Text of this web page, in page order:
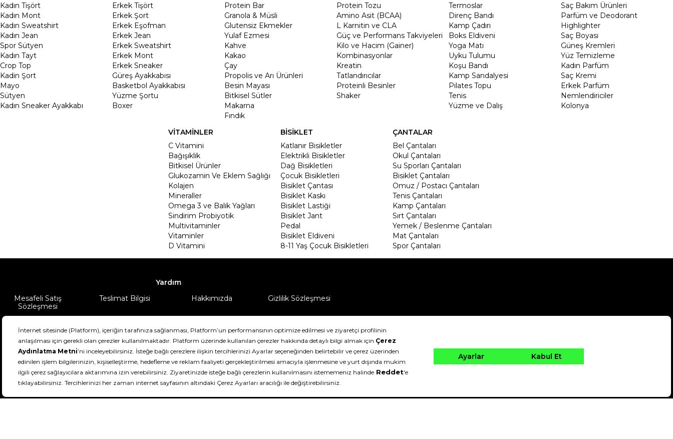
Kadın Tişört
Kadın Mont
Kadın Sweatshirt
Kadın Jean
Spor Sütyen
Kadın Tayt
Crop Top
Kadin Şort
Mayo
Sütyen
Kadın Sneaker Ayakkabı
Erkek Tişört
Erkek Şort
Erkek Eşofman
Erkek Jean
Erkek Sweatshirt
Erkek Mont
Erkek Sneaker
Güreş Ayakkabısı
Basketbol Ayakkabısı
Yüzme Şortu
Boxer
Protein Bar
Granola & Müsli
Glutensiz Ekmekler
Yulaf Ezmesi
Kahve
Kakao
Çay
Propolis ve Arı Ürünleri
Besin Mayası
Bitkisel Sütler
Makarna
Fındık
Protein Tozu
Amino Asit (BCAA)
L Karnitin ve CLA
Güç ve Performans Takviyeleri
Kilo ve Hacim (Gainer)
Kombinasyonlar
Kreatin
Tatlandırıcılar
Proteinli Besinler
Shaker
Termoslar
Direnç Bandı
Kamp Çadırı
Boks Eldiveni
Yoga Matı
Uyku Tulumu
Koşu Bandı
Kamp Sandalyesi
Pilates Topu
Tenis
Yüzme ve Dalış
Saç Bakım Ürünleri
Parfüm ve Deodorant
Highlighter
Saç Boyası
Güneş Kremleri
Yüz Temizleme
Kadın Parfüm
Saç Kremi
Erkek Parfüm
Nemlendiriciler
Kolonya
VİTAMİNLER
C Vitamini
Bağışıklık
Bitkisel Ürünler
Glukozamin Ve Eklem Sağlığı
Kolajen
Mineraller
Omega 3 ve Balık Yağları
Sindirim Probiyotik
Multivitaminler
Vitaminler
D Vitamini
BİSİKLET
Katlanır Bisikletler
Elektrikli Bisikletler
Dağ Bisikletleri
Çocuk Bisikletleri
Bisiklet Çantası
Bisiklet Kaskı
Bisiklet Lastiği
Bisiklet Jant
Pedal
Bisiklet Eldiveni
8-11 Yaş Çocuk Bisikletleri
ÇANTALAR
Bel Çantaları
Okul Çantaları
Su Sporları Çantaları
Bisiklet Çantaları
Omuz / Postacı Çantaları
Tenis Çantaları
Kamp Çantaları
Sırt Çantaları
Yemek / Beslenme Çantaları
Mat Çantaları
Spor Çantaları
Yardım
Mesafeli Satış
Sözleşmesi
Teslimat Bilgisi Hakkımızda Gizlilik Sözleşmesi
DeFactoFIT ©️ 2022-2026. Tüm hakları saklıdır.